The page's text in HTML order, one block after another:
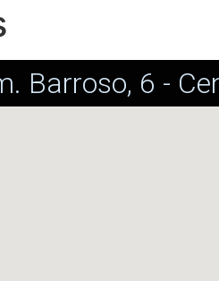
Barroso, 6 -